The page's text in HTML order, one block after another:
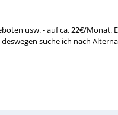
usw. - auf ca. 22€/Monat.
suche ich nach